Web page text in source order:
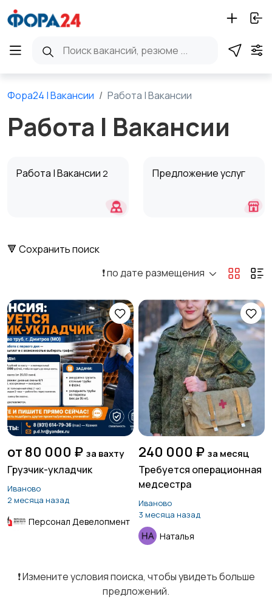
Фора24 | Вакансии Работа | Вакансии
Работа | Вакансии
Работа | Вакансии 2 Предложение услуг
🔻 Сохранить поиск
❗️ по дате размещения
от 80 000 ₽ за вахту
Грузчик-укладчик
Иваново
2 месяца назад
Персонал Девелопмент
240 000 ₽ за месяц
Требуется операционная
медсестра
Иваново
3 месяца назад
Наталья
❗️ Измените условия поиска, чтобы увидеть больше
предложений.